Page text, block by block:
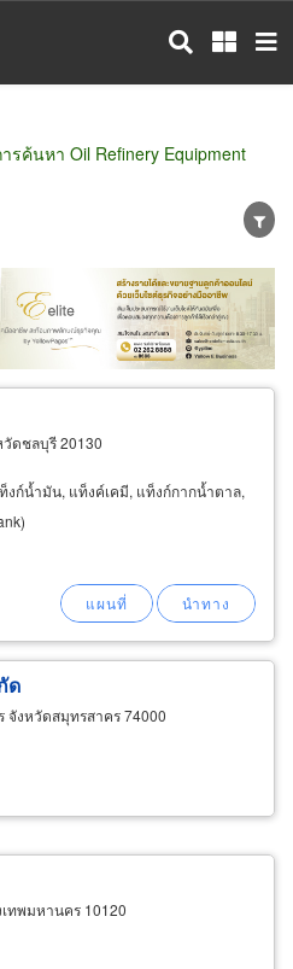
รค้นหา Oil Refinery Equipment
ผู้ผลิต
ตัวแทนจัดจำหน่าย
จบริการ
วัดชลบุรี 20130
ก์น้ำมัน, แท็งค์เคมี, แท็งก์กากน้ำตาล,
ด
จังหวัดสมุทรสาคร 74000
ทพมหานคร 10120